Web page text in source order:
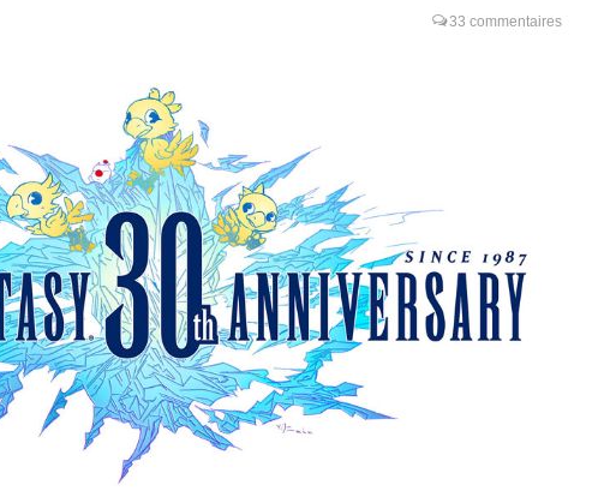
33 commentaires